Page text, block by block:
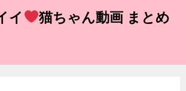
イ
猫ちゃん動画 まとめ